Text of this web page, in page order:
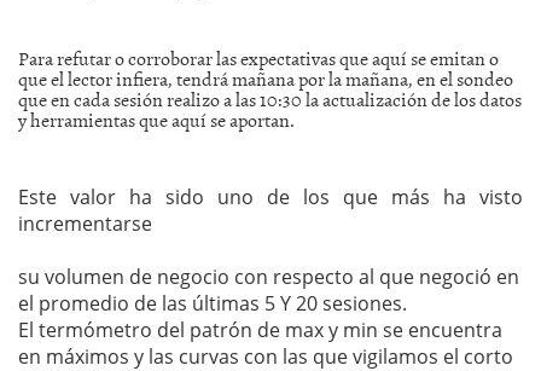
Para refutar o corroborar las expectativas que aquí se emitan o
que el lector infiera, tendrá mañana por la mañana, en el sondeo
que en cada sesión realizo a las 10:30 la actualización de los datos
y herramientas que aquí se aportan.
Este valor ha sido uno de los que más ha visto
incrementarse
su volumen de negocio con respecto al que negoció en
el promedio de las últimas 5 Y 20 sesiones.
El termómetro del patrón de max y min se encuentra
en máximos y las curvas con las que vigilamos el corto